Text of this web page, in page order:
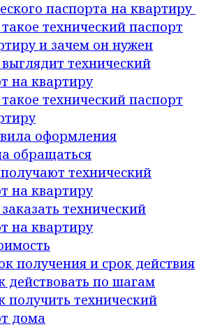
паспорта на квартиру
технический паспорт
и зачем он нужен
технический
на квартиру
технический паспорт
оформления
обращаться
технический
на квартиру
технический
на квартиру
получения и срок действия
действовать по шагам
получить технический
дома